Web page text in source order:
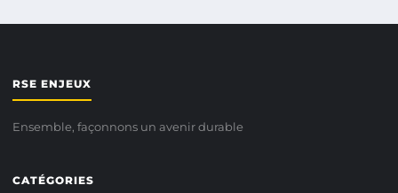
RSE ENJEUX
Ensemble, façonnons un avenir durable
CATÉGORIES